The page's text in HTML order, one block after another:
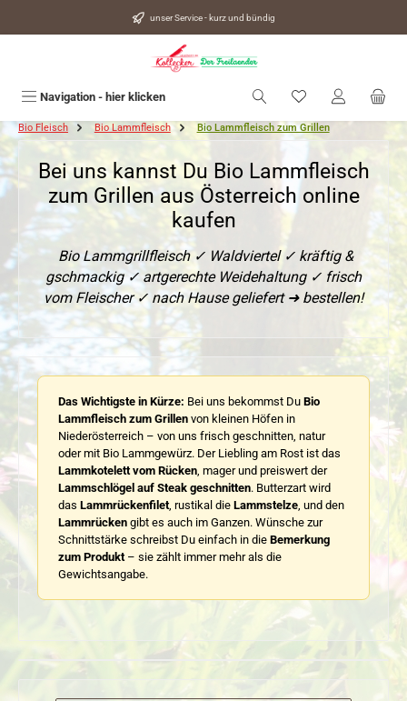
unser Service - kurz und bündig
Navigation - hier klicken Du hast 0
Bio Fleisch Bio Lammfleisch Bio Lammfleisch zum Grillen
Bei uns kannst Du Bio Lammfleisch
zum Grillen aus Österreich online
kaufen
Bio Lammgrillfleisch ✓ Waldviertel ✓ kräftig &
gschmackig ✓ artgerechte Weidehaltung ✓ frisch
vom Fleischer ✓ nach Hause geliefert ➜ bestellen!
Das Wichtigste in Kürze: Bei uns bekommst Du Bio
Lammfleisch zum Grillen von kleinen Höfen in
Niederösterreich – von uns frisch geschnitten, natur
oder mit Bio Lammgewürz. Der Liebling am Rost ist das
Lammkotelett vom Rücken , mager und preiswert der
Lammschlögel auf Steak geschnitten. Butterzart wird
das Lammrückenfilet , rustikal die Lammstelze , und den
Lammrücken gibt es auch im Ganzen. Wünsche zur
Schnittstärke schreibst Du einfach in die Bemerkung
zum Produkt – sie zählt immer mehr als die
Gewichtsangabe.